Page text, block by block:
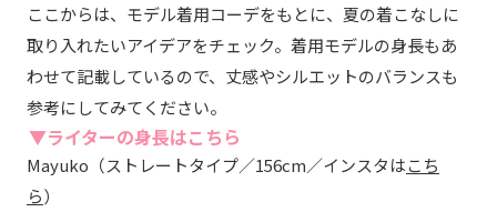
ここからは、モデル着用コーデをもとに、夏の着こなしに
取り入れたいアイデアをチェック。着用モデルの身長もあ
わせて記載しているので、丈感やシルエットのバランスも
参考にしてみてください。
▼ライターの身長はこちら
Mayuko（ストレートタイプ／156cm／インスタはこち
ら）